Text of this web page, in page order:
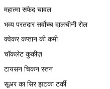
महात्मा सफेद चावल
भव्य परतदार सर्वोच्च दालचीनी रोल
क्वेकर कप्तान की कमी
चॉकलेट कुकीज़
टायसन चिकन स्तन
सूअर का सिर झटका टर्की